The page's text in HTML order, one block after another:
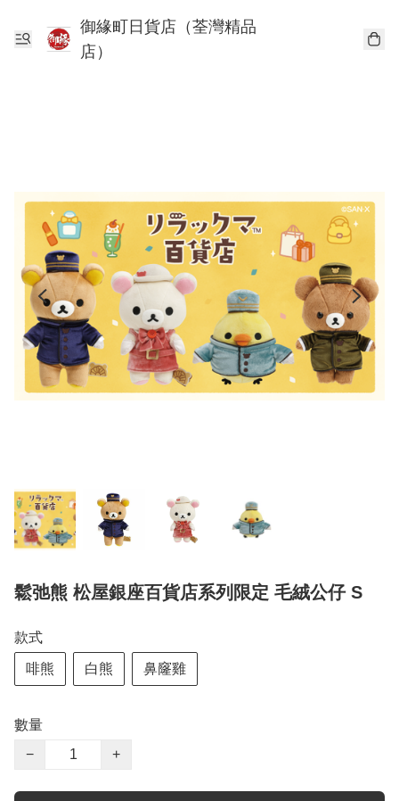
御緣町日貨店（荃灣精品
店）
鬆弛熊 松屋銀座百貨店系列限定 毛絨公仔 S
款式
啡熊 白熊 鼻窿雞
數量
−
+